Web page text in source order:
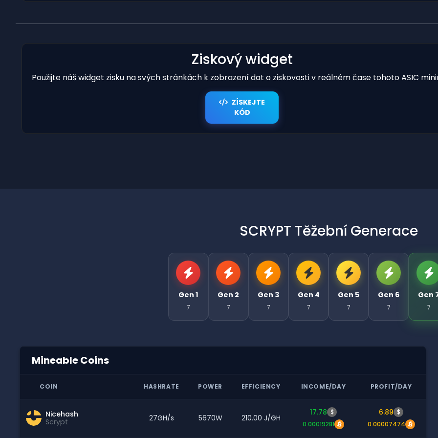
Ziskový widget
Použijte náš widget zisku na svých stránkách k zobrazení dat o ziskovosti v reálném čase tohoto ASIC
ZÍSKEJTE
KÓD
SCRYPT Těžební Generace
Gen 1
7
Gen 2
7
Gen 3
7
Gen 4
7
Gen 5
7
Gen 6
7
Gen
7
Mineable Coins
COIN HASHRATE POWER EFFICIENCY INCOME/DAY PROFIT/DAY
Nicehash
Scrypt
27GH/s 5670W 210.00 J/GH
17.78 $
0.00019281
6.89 $
0.00007474